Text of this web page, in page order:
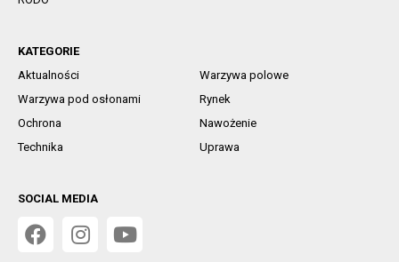
KATEGORIE
Aktualności
Warzywa polowe
Warzywa pod osłonami
Rynek
Ochrona
Nawożenie
Technika
Uprawa
SOCIAL MEDIA